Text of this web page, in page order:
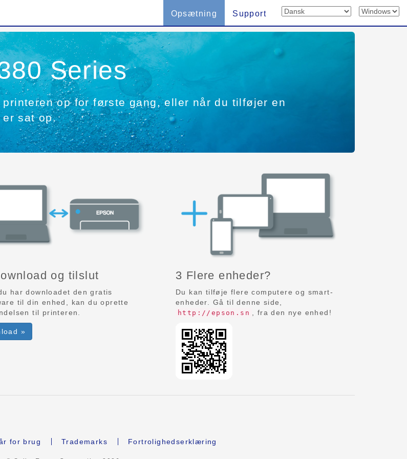
Opsætning Support
Series
op for første gang, eller når du tilføjer en
er sat op.
og tilslut
har downloadet den gratis
til din enhed, kan du oprette
til printeren.
»
3 Flere enheder?
Du kan tilføje flere computere og smart-
enheder. Gå til denne side,
http://epson.sn , fra den nye enhed!
for brug Trademarks Fortrolighedserklæring